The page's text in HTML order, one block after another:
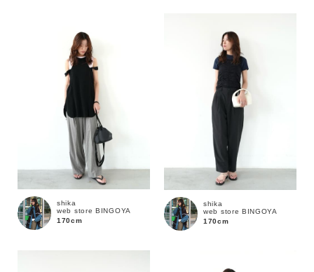
shika
web store BINGOYA
170cm
shika
web store BINGOYA
170cm